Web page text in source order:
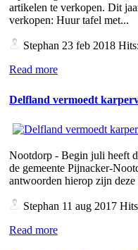
artikelen te verkopen. Dit
verkopen: Huur tafel met...
Stephan 23 feb 2018
Read more
Delfland vermoedt
Nootdorp - Begin juli heeft
de gemeente Pijnacker-
antwoorden hierop zijn deze
Stephan 11 aug 2017
Read more